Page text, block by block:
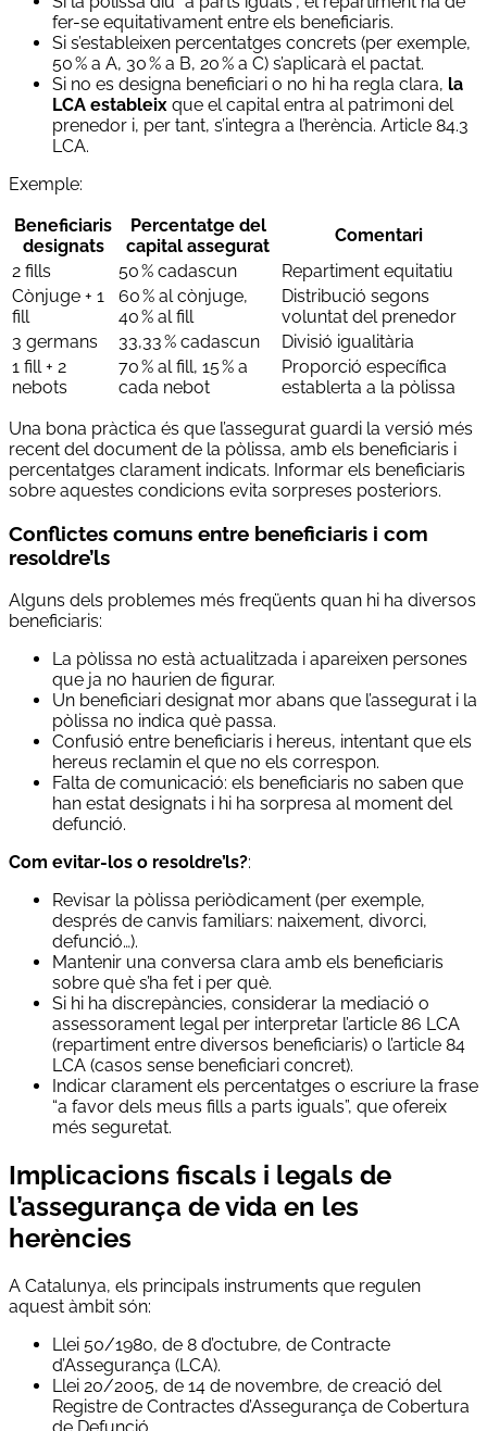
fer-se equitativament entre els beneficiaris.
Si s’estableixen percentatges concrets (per exemple,
50 % a A, 30 % a B, 20 % a C) s’aplicarà el pactat.
Si no es designa beneficiari o no hi ha regla clara, la
LCA estableix que el capital entra al patrimoni del
prenedor i, per tant, s’integra a l’herència. Article 84.3
LCA.
Exemple:
Beneficiaris
designats
Percentatge del
capital assegurat
Comentari
2 fills
50 % cadascun
Repartiment equitatiu
Cònjuge + 1
fill
60 % al cònjuge,
40 % al fill
Distribució segons
voluntat del prenedor
3 germans
33,33 % cadascun
Divisió igualitària
1 fill + 2
nebots
70 % al fill, 15 % a
cada nebot
Proporció específica
establerta a la pòlissa
Una bona pràctica és que l’assegurat guardi la versió més
recent del document de la pòlissa, amb els beneficiaris i
percentatges clarament indicats. Informar els beneficiaris
sobre aquestes condicions evita sorpreses posteriors.
Conflictes comuns entre beneficiaris i com
resoldre’ls
Alguns dels problemes més freqüents quan hi ha diversos
beneficiaris:
La pòlissa no està actualitzada i apareixen persones
que ja no haurien de figurar.
Un beneficiari designat mor abans que l’assegurat i la
pòlissa no indica què passa.
Confusió entre beneficiaris i hereus, intentant que els
hereus reclamin el que no els correspon.
Falta de comunicació: els beneficiaris no saben que
han estat designats i hi ha sorpresa al moment del
defunció.
Com evitar-los o resoldre’ls?:
Revisar la pòlissa periòdicament (per exemple,
després de canvis familiars: naixement, divorci,
defunció…).
Mantenir una conversa clara amb els beneficiaris
sobre què s’ha fet i per què.
Si hi ha discrepàncies, considerar la mediació o
assessorament legal per interpretar l’article 86 LCA
(repartiment entre diversos beneficiaris) o l’article 84
LCA (casos sense beneficiari concret).
Indicar clarament els percentatges o escriure la frase
“a favor dels meus fills a parts iguals”, que ofereix
més seguretat.
Implicacions fiscals i legals de
l’assegurança de vida en les
herències
A Catalunya, els principals instruments que regulen
aquest àmbit són:
Llei 50/1980, de 8 d’octubre, de Contracte
d’Assegurança (LCA).
Llei 20/2005, de 14 de novembre, de creació del
Registre de Contractes d’Assegurança de Cobertura
de Defunció.